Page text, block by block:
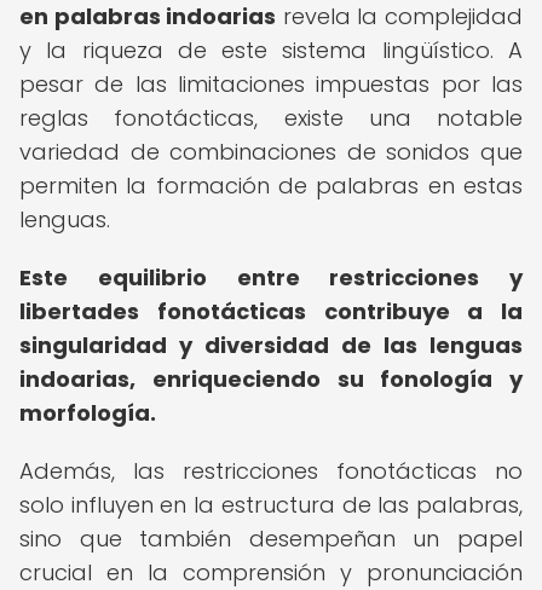
en palabras indoarias revela la complejidad
y la riqueza de este sistema lingüístico. A
pesar de las limitaciones impuestas por las
reglas fonotácticas, existe una notable
variedad de combinaciones de sonidos que
permiten la formación de palabras en estas
lenguas.
Este equilibrio entre restricciones y
libertades fonotácticas contribuye a la
singularidad y diversidad de las lenguas
indoarias, enriqueciendo su fonología y
morfología.
Además, las restricciones fonotácticas no
solo influyen en la estructura de las palabras,
sino que también desempeñan un papel
crucial en la comprensión y pronunciación